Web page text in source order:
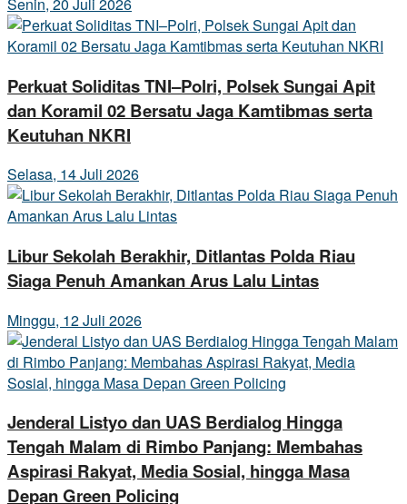
Perkuat Soliditas TNI–Polri, Polsek Sungai Apit
dan Koramil 02 Bersatu Jaga Kamtibmas serta
Keutuhan NKRI
Selasa, 14 Juli 2026
Libur Sekolah Berakhir, Ditlantas Polda Riau
Siaga Penuh Amankan Arus Lalu Lintas
Minggu, 12 Juli 2026
Jenderal Listyo dan UAS Berdialog Hingga
Tengah Malam di Rimbo Panjang: Membahas
Aspirasi Rakyat, Media Sosial, hingga Masa
Depan Green Policing